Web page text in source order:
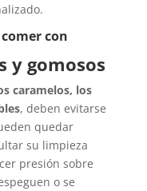
con
y gomosos
caramelos, los
, deben evitarse
quedar
su limpieza
presión sobre
o se